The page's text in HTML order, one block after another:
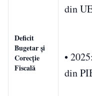
Deficit
Bugetar și
Corecție
Fiscală
din
•
din